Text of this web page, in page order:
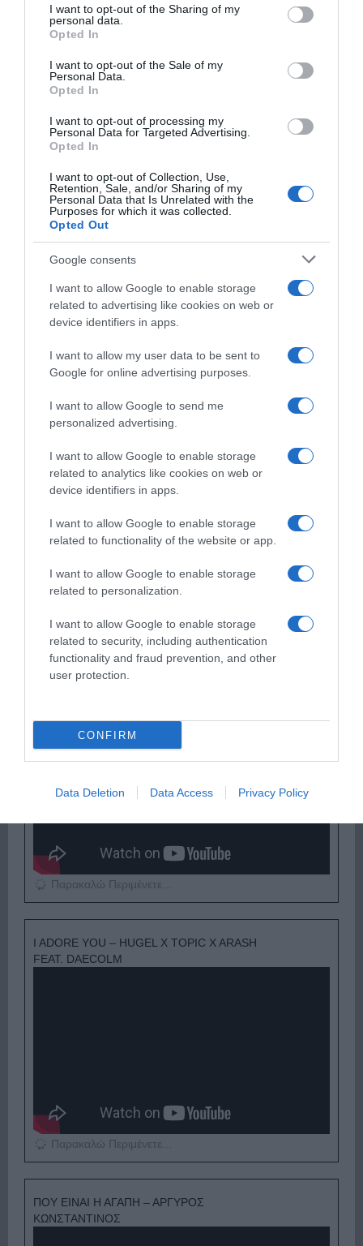
not limited to your visit or usage behaviour. You may click to
grant or deny consent to Google and its third-party tags to
use your data for below specified purposes in below Google
consent section.
I want to opt-out of the Sharing of my
personal data.
Opted In
I want to opt-out of the Sale of my
Personal Data.
Opted In
I want to opt-out of processing my
Personal Data for Targeted Advertising.
Opted In
I want to opt-out of Collection, Use,
Retention, Sale, and/or Sharing of my
Personal Data that Is Unrelated with the
Purposes for which it was collected.
Opted Out
Google consents
I want to allow Google to enable storage
related to advertising like cookies on web or
device identifiers in apps.
I want to allow my user data to be sent to
Google for online advertising purposes.
I want to allow Google to send me
personalized advertising.
I want to allow Google to enable storage
related to analytics like cookies on web or
device identifiers in apps.
I want to allow Google to enable storage
related to functionality of the website or app.
I want to allow Google to enable storage
related to personalization.
I want to allow Google to enable storage
related to security, including authentication
functionality and fraud prevention, and other
user protection.
CONFIRM
Data Deletion Data Access Privacy Policy
Παρακαλώ Περιμένετε...
ΔΕΥΤΕΡΑ – ΡΕΜΟΣ ΑΝΤΩΝΗΣ
Παρακαλώ Περιμένετε...
Παρακαλώ Περιμένετε...
ΟΠΟΥ ΚΙ ΑΝ ΠΑΣ – ΟΙΚΟΝΟΜΟΠΟΥΛΟΣ
Παρακαλώ Περιμένετε...
I ADORE YOU – HUGEL X TOPIC X ARASH
FEAT. DAECOLM
Παρακαλώ Περιμένετε...
ΠΟΥ ΕΙΝΑΙ Η ΑΓΑΠΗ – ΑΡΓΥΡΟΣ
ΚΩΝΣΤΑΝΤΙΝΟΣ